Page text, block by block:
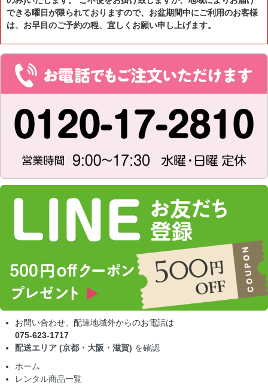
できる曜日が限られておりますので、お盆期間中にご利用のお客様
は、お早目のご予約の程、宜しくお願い申し上げます。
お問い合わせ、配達地域外からのお電話は
075-623-1717
配送エリア (京都・大阪・滋賀) を確認
ホーム
レンタル商品一覧